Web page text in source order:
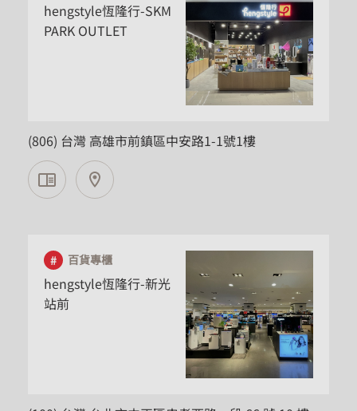
hengstyle恆隆行-SKM
PARK OUTLET
(806) 台灣 高雄市前鎮區中安路1-1號1樓
百貨專櫃
hengstyle恆隆行-新光
站前